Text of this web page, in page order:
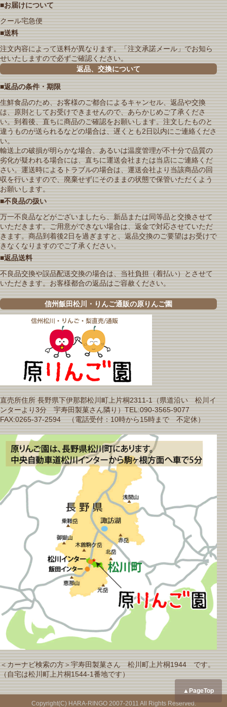
■お届けについて
クール宅急便
■送料
注文内容によって送料が異なります。「注文承諾メール」でお知ら
せいたしますので必ずご確認ください。
返品、交換について
■返品の条件・期限
生鮮食品のため、お客様のご都合によるキャンセル、返品や交換
は、原則としてお受けできませんので、あらかじめご了承くださ
い。到着後、直ちに商品のご確認をお願いします。注文したものと
違うものが送られるなどの場合は、遅くとも2日以内にご連絡くださ
い。
輸送上の破損が明らかな場合、あるいは温度管理が不十分で品質の
劣化が疑われる場合には、直ちに運送会社または当店にご連絡くだ
さい。運送時によるトラブルの場合は、運送会社より当該商品の回
収を行いますので、廃棄せずにそのままの状態で保管いただくよう
お願いします。
■不良品の扱い
万一不良品などがございましたら、新品または同等品と交換させて
いただきます。ご用意ができない場合は、返金で対応させていただ
きます。商品到着後2日を過ぎますと、返品交換のご要望はお受けで
きなくなりますのでご了承ください。
■返品送料
不良品交換や誤品配送交換の場合は、当社負担（着払い）とさせて
いただきます。お客様都合の返品はご容赦ください。
信州飯田松川・りんご通販の原りんご園
直売所住所 長野県下伊那郡松川町上片桐2311-1（県道沿い 松川イ
ンターより3分 宇寿田製菓さん隣り）TEL:090-3565-9077
FAX:0265-37-2594 （電話受付：10時から15時まで 不定休）
＜カーナビ検索の方＞宇寿田製菓さん 松川町上片桐1944 です。
（自宅は松川町上片桐1544-1番地です）
Copyright(C) HARA-RINGO 2007-2011 All Rights Reserved.
▲PageTop